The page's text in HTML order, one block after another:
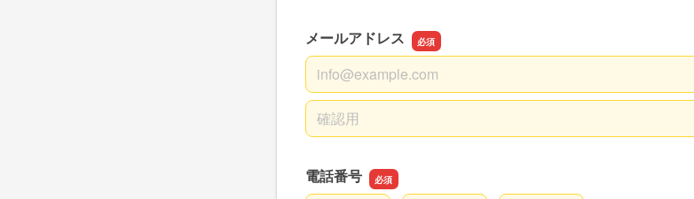
メールアドレス
メールアドレス
メールアドレスの確認用
電話番号